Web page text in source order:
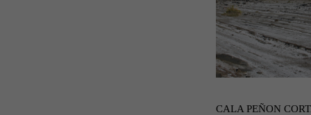
CALA PEÑON